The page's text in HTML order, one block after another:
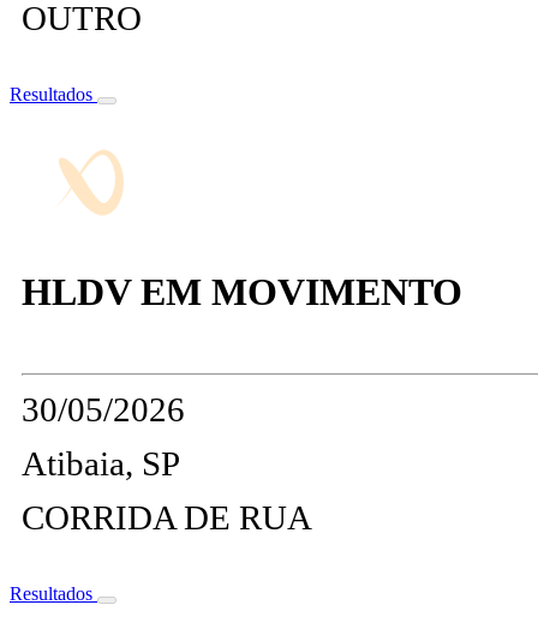
OUTRO
Resultados
HLDV EM MOVIMENTO
30/05/2026
Atibaia, SP
CORRIDA DE RUA
Resultados